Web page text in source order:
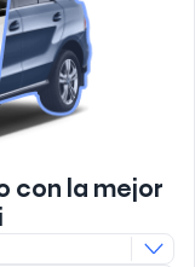
con la mejor